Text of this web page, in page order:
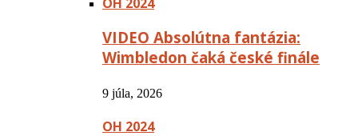
VIDEO Absolútna fantázia:
Wimbledon čaká české finále
9 júla, 2026
OH 2024